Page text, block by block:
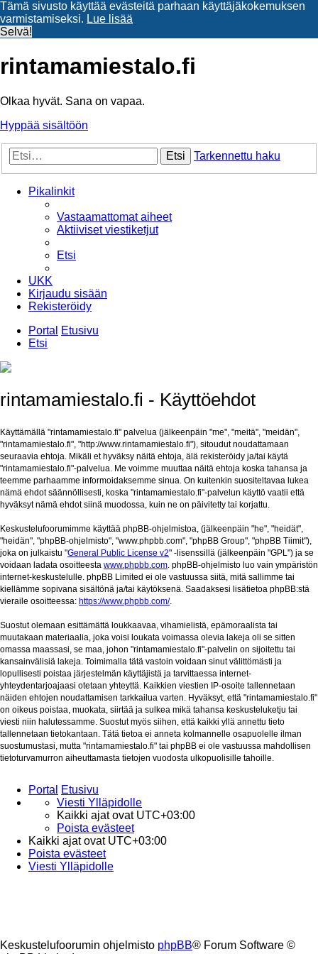
Tämä sivusto käyttää evästeitä parhaan käyttäjäkokemuksen
varmistamiseksi. Lue lisää
Selvä!
rintamamiestalo.fi
Olkaa hyvät. Sana on vapaa.
Hyppää sisältöön
Etsi Tarkennettu haku
Pikalinkit
Vastaamattomat aiheet
Aktiiviset viestiketjut
Etsi
UKK
Kirjaudu sisään
Rekisteröidy
Portal Etusivu
Etsi
rintamamiestalo.fi - Käyttöehdot
Käyttämällä "rintamamiestalo.fi" palvelua (jälkeenpäin "me", "meitä", "meidän",
"rintamamiestalo.fi", "http://www.rintamamiestalo.fi"), sitoudut noudattamaan
seuraavia ehtoja. Mikäli et hyväksy näitä ehtoja, älä rekisteröidy ja/tai käytä
"rintamamiestalo.fi"-palvelua. Me voimme muuttaa näitä ehtoja koska tahansa ja
teemme parhaamme informoidaksemme sinua. On kuitenkin suositeltavaa lukea
nämä ehdot säännöllisesti, koska "rintamamiestalo.fi"-palvelun käyttö vaatii että
hyväksyt nämä ehdot siinä muodossa, kuin ne on päivitetty tai korjattu.
Keskustelufoorumimme käyttää phpBB-ohjelmistoa, (jälkeenpäin "he", "heidät",
"heidän", "phpBB-ohjelmisto", "www.phpbb.com", "phpBB Group", "phpBB Tiimit"),
joka on julkaistu "General Public License v2" -lisenssillä (jälkeenpäin "GPL") ja se
voidaan ladata osoitteesta www.phpbb.com. phpBB-ohjelmisto luo vain ympäristön
internet-keskustelulle. phpBB Limited ei ole vastuussa siitä, mitä sallimme tai
kiellämme sopivana sisältönä ja/tai käytöksenä. Saadaksesi lisätietoa phpBB:stä
vieraile osoitteessa: https://www.phpbb.com/.
Suostut olemaan esittämättä loukkaavaa, vihamielistä, epämoraalista tai
muutakaan materiaalia, joka voisi loukata voimassa olevia lakeja oli se sitten
omassa maassasi, se maa, johon "rintamamiestalo.fi"-palvelin on sijoitettu tai
kansainvälisiä lakeja. Toimimalla tätä vastoin voidaan sinut välittömästi ja
lopullisesti poistaa järjestelmän käyttäjistä ja tarvittaessa internet-
yhteydentarjoajaasi otetaan yhteyttä. Kaikkien viestien IP-osoite tallennetaan
näiden ehtojen noudattamisen tarkkailua varten. Hyväksyt, että "rintamamiestalo.fi"
on oikeus poistaa, muokata, siirtää ja sulkea mikä tahansa keskusteluketju tai
viesti niin halutessamme. Suostut myös siihen, että kaikki yllä annettu tieto
tallennetaan tietokantaan. Tätä tietoa ei anneta kolmannelle osapuolelle ilman
suostumustasi, mutta "rintamamiestalo.fi" tai phpBB ei ole vastuussa mahdollisen
tietoturvamurron aiheuttamasta tietojen vuodosta ulkopuolisille tahoille.
Portal
Etusivu
Viesti Ylläpidolle
Kaikki ajat ovat UTC+03:00
Poista evästeet
Kaikki ajat ovat UTC+03:00
Poista evästeet
Viesti Ylläpidolle
Keskustelufoorumin ohjelmisto phpBB® Forum Software ©